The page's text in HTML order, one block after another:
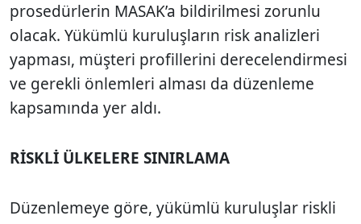
prosedürlerin MASAK’a bildirilmesi zorunlu
olacak. Yükümlü kuruluşların risk analizleri
yapması, müşteri profillerini derecelendirmesi
ve gerekli önlemleri alması da düzenleme
kapsamında yer aldı.
RİSKLİ ÜLKELERE SINIRLAMA
Düzenlemeye göre, yükümlü kuruluşlar riskli